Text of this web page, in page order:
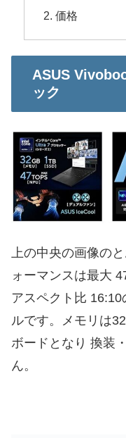
価格
ASUS
ック
上の中央の画像の
ォーマンスは最大
アスペクト比
ルです。メモリは
ボードとなり 換装
ん。